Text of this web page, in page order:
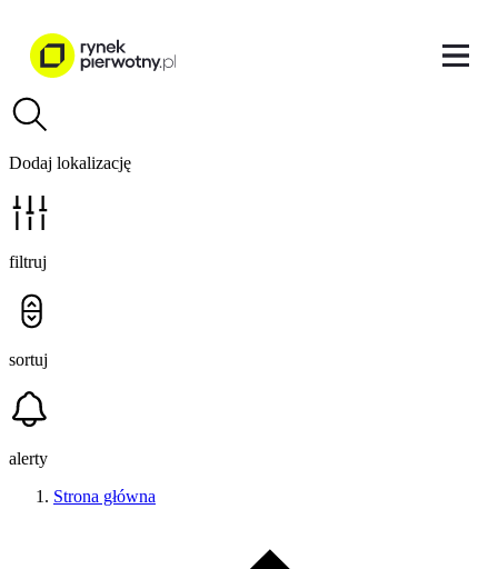
Dodaj lokalizację
filtruj
sortuj
alerty
Strona główna